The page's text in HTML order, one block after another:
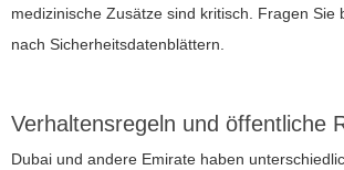
medizinische Zusätze sind kritisch. Fragen Sie
nach Sicherheitsdatenblättern.
Verhaltensregeln und öffentliche
Dubai und andere Emirate haben